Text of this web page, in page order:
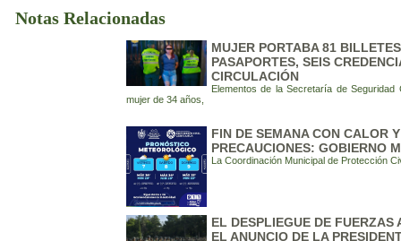
Notas Relacionadas
MUJER PORTABA 81
PASAPORTES, SEIS
CIRCULACIÓN
Elementos de la Secretaría de
mujer de 34 años,
FIN DE SEMANA CON CALOR
PRECAUCIONES: GOBIERNO
La Coordinación Municipal de Protección
EL DESPLIEGUE DE FUERZAS
EL ANUNCIO DE LA